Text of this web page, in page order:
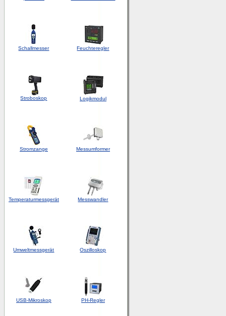
Schallmesser Feuchteregler
Stroboskop Logikmodul
Stromzange Messumformer
Temperaturmessgerät Messwandler
Umweltmessgerät Oszilloskop
USB-Mikroskop PH-Regler